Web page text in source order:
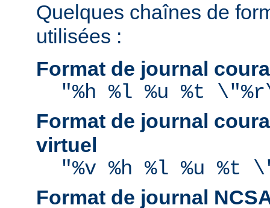
Quelques chaînes de
utilisées :
Format de journal
"%h %l %u %t
Format de journal
virtuel
"%v %h %l %u %t
Format de journal